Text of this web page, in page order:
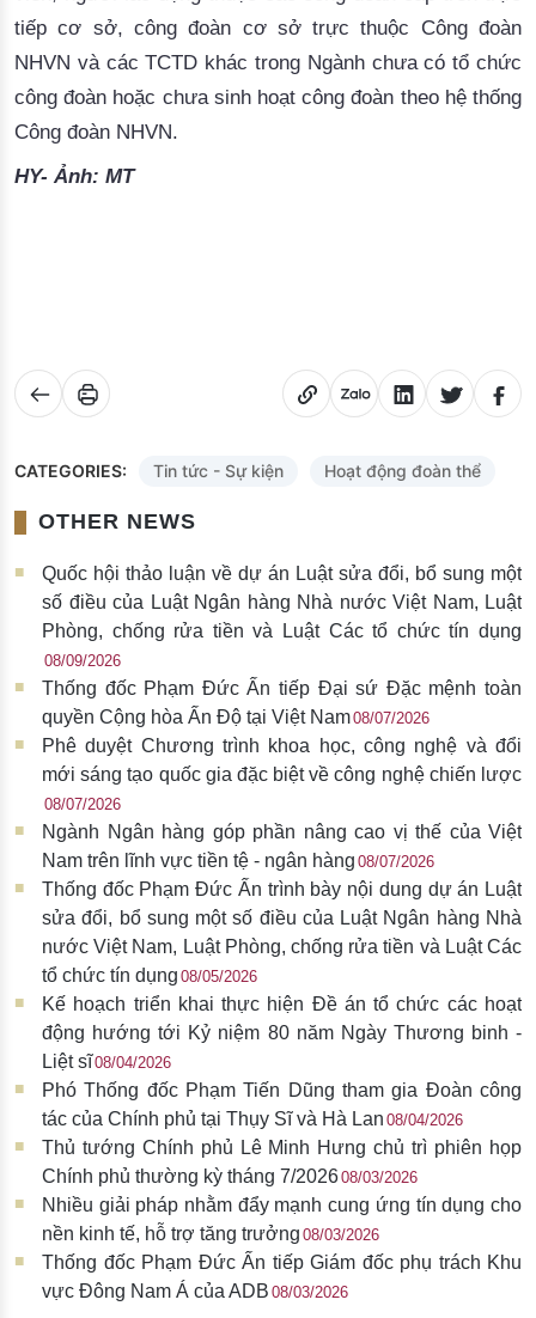
tiếp cơ sở, công đoàn cơ sở trực thuộc Công đoàn
NHVN và các TCTD khác trong Ngành chưa có tổ chức
công đoàn hoặc chưa sinh hoạt công đoàn theo hệ thống
Công đoàn NHVN.
HY- Ảnh: MT
CATEGORIES: Tin tức - Sự kiện Hoạt động đoàn thể
OTHER NEWS
Quốc hội thảo luận về dự án Luật sửa đổi, bổ sung một
số điều của Luật Ngân hàng Nhà nước Việt Nam, Luật
Phòng, chống rửa tiền và Luật Các tổ chức tín dụng
08/09/2026
Thống đốc Phạm Đức Ấn tiếp Đại sứ Đặc mệnh toàn
quyền Cộng hòa Ấn Độ tại Việt Nam08/07/2026
Phê duyệt Chương trình khoa học, công nghệ và đổi
mới sáng tạo quốc gia đặc biệt về công nghệ chiến lược
08/07/2026
Ngành Ngân hàng góp phần nâng cao vị thế của Việt
Nam trên lĩnh vực tiền tệ - ngân hàng 08/07/2026
Thống đốc Phạm Đức Ấn trình bày nội dung dự án Luật
sửa đổi, bổ sung một số điều của Luật Ngân hàng Nhà
nước Việt Nam, Luật Phòng, chống rửa tiền và Luật Các
tổ chức tín dụng 08/05/2026
Kế hoạch triển khai thực hiện Đề án tổ chức các hoạt
động hướng tới Kỷ niệm 80 năm Ngày Thương binh -
Liệt sĩ08/04/2026
Phó Thống đốc Phạm Tiến Dũng tham gia Đoàn công
tác của Chính phủ tại Thụy Sĩ và Hà Lan 08/04/2026
Thủ tướng Chính phủ Lê Minh Hưng chủ trì phiên họp
Chính phủ thường kỳ tháng 7/202608/03/2026
Nhiều giải pháp nhằm đẩy mạnh cung ứng tín dụng cho
nền kinh tế, hỗ trợ tăng trưởng 08/03/2026
Thống đốc Phạm Đức Ấn tiếp Giám đốc phụ trách Khu
vực Đông Nam Á của ADB 08/03/2026